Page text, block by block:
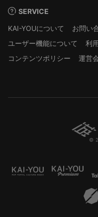
SERVICE
KAI-YOUについて
お問い
ユーザー機能について
利
コンテンツポリシー
運営
©